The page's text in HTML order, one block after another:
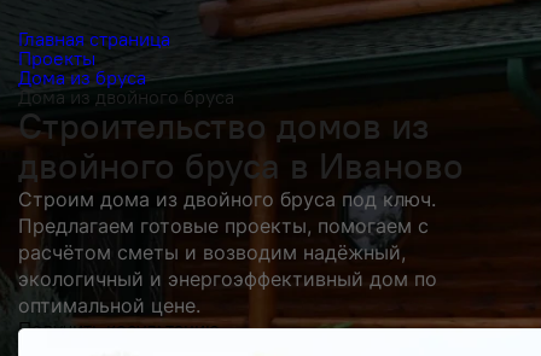
Главная страница
Проекты
Дома из бруса
Дома из двойного бруса
Строительство домов из
двойного бруса в Иваново
Строим дома из двойного бруса под ключ.
Предлагаем готовые проекты, помогаем с
расчётом сметы и возводим надёжный,
экологичный и энергоэффективный дом по
оптимальной цене.
Получить косультацию